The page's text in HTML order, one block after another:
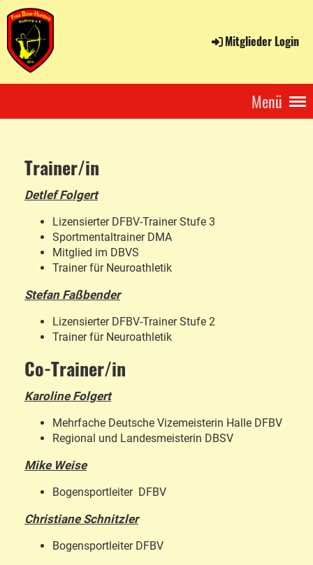
Mitglieder Login
Menü
Trainer/in
Detlef Folgert
Lizensierter DFBV-Trainer Stufe 3
Sportmentaltrainer DMA
Mitglied im DBVS
Trainer für Neuroathletik
Stefan Faßbender
Lizensierter DFBV-Trainer Stufe 2
Trainer für Neuroathletik
Co-Trainer/in
Karoline Folgert
Mehrfache Deutsche Vizemeisterin Halle DFBV
Regional und Landesmeisterin DBSV
Mike Weise
Bogensportleiter DFBV
Christiane Schnitzler
Bogensportleiter DFBV